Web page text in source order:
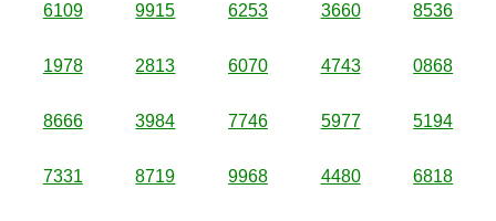
6109 9915 6253 3660 8536
1978 2813 6070 4743 0868
8666 3984 7746 5977 5194
7331 8719 9968 4480 6818